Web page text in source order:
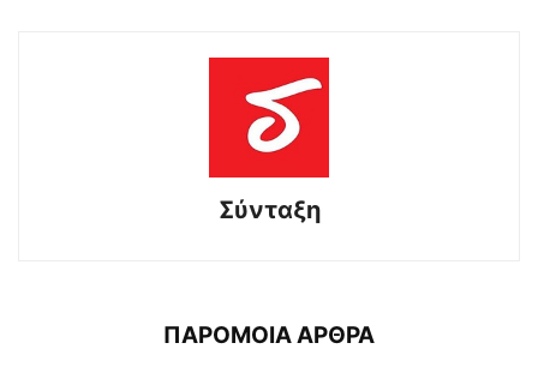
Σύνταξη
ΠΑΡΟΜΟΙΑ ΑΡΘΡΑ